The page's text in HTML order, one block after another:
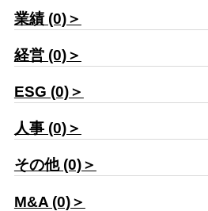
業績 (0)＞
経営 (0)＞
ESG (0)＞
人事 (0)＞
その他 (0)＞
M&A (0)＞